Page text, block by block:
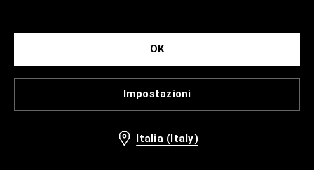
Impostazioni
OK
Italia (Italy)